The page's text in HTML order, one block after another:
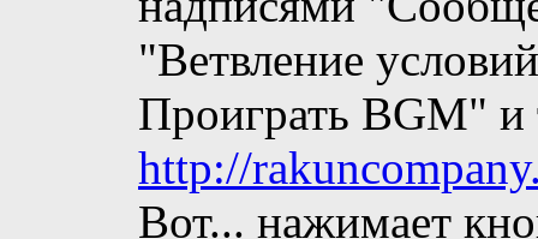
"Ветвление
Проиграть BGM" и
http://
Вот... нажимает